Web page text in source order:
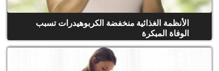
الأنظمة الغذائية منخفضة الكربوهيدرات تسبب
الوفاة المبكرة